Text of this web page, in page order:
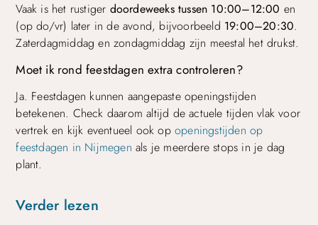
Vaak is het rustiger doordeweeks tussen 10:00–12:00 en
(op do/vr) later in de avond, bijvoorbeeld 19:00–20:30.
Zaterdagmiddag en zondagmiddag zijn meestal het drukst.
Moet ik rond feestdagen extra controleren?
Ja. Feestdagen kunnen aangepaste openingstijden
betekenen. Check daarom altijd de actuele tijden vlak voor
vertrek en kijk eventueel ook op openingstijden op
feestdagen in Nijmegen als je meerdere stops in je dag
plant.
Verder lezen